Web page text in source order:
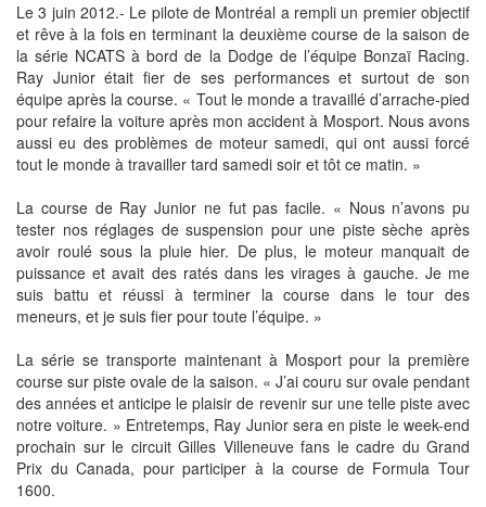
Le 3 juin 2012.- Le pilote de Montréal a rempli un premier objectif
et rêve à la fois en terminant la deuxième course de la saison de
la série NCATS à bord de la Dodge de l’équipe Bonzaï Racing.
Ray Junior était fier de ses performances et surtout de son
équipe après la course. « Tout le monde a travaillé d’arrache-pied
pour refaire la voiture après mon accident à Mosport. Nous avons
aussi eu des problèmes de moteur samedi, qui ont aussi forcé
tout le monde à travailler tard samedi soir et tôt ce matin. »
La course de Ray Junior ne fut pas facile. « Nous n’avons pu
tester nos réglages de suspension pour une piste sèche après
avoir roulé sous la pluie hier. De plus, le moteur manquait de
puissance et avait des ratés dans les virages à gauche. Je me
suis battu et réussi à terminer la course dans le tour des
meneurs, et je suis fier pour toute l’équipe. »
La série se transporte maintenant à Mosport pour la première
course sur piste ovale de la saison. « J’ai couru sur ovale pendant
des années et anticipe le plaisir de revenir sur une telle piste avec
notre voiture. » Entretemps, Ray Junior sera en piste le week-end
prochain sur le circuit Gilles Villeneuve fans le cadre du Grand
Prix du Canada, pour participer à la course de Formula Tour
1600.